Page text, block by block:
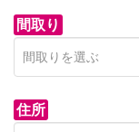
間取り
住所